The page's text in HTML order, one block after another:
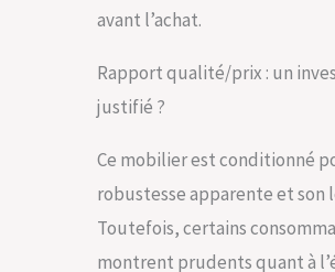
avant l’achat.
Rapport qualité/prix : un
justifié ?
Ce mobilier est conditionné
robustesse apparente et son
Toutefois, certains
montrent prudents quant à